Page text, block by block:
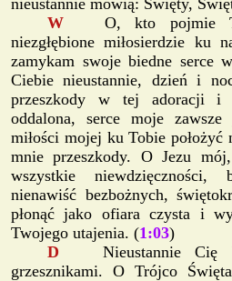
nieustannie mówią: Święty,
WO, kto pojmie
niezgłębione miłosierdzie ku
zamykam swoje biedne serce
Ciebie nieustannie, dzień i
przeszkody w tej adoracji i
oddalona, serce moje
miłości mojej ku Tobie
mnie przeszkody. O Jezu
wszystkie niewdzięczności,
nienawiść bezbożnych,
płonąć jako ofiara czysta i
Twojego utajenia. (1:03)
D Nieustannie Cię
grzesznikami. O Trójco